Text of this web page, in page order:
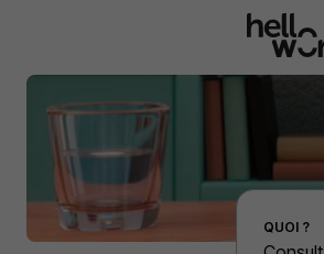
Effectuer une recherche d'emploi par localité
QUOI ?